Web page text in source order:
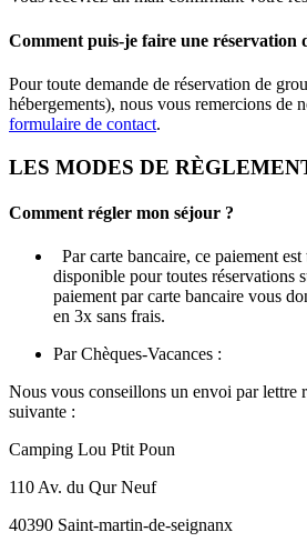
Comment puis-je faire une réservation
Pour toute demande de réservation de
hébergements), nous vous remercions de
formulaire de contact.
LES MODES DE
Comment régler mon séjour ?
Par carte bancaire, ce paiement
disponible pour toutes réservations
paiement par carte bancaire vous
en 3x sans frais.
Par Chèques-Vacances :
Nous vous conseillons un envoi par lettre
suivante :
Camping Lou Ptit Poun
110 Av. du Qur Neuf
40390 Saint-martin-de-seignanx